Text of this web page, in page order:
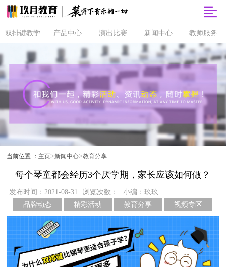
双排键教学
双排键
课程体系
直营校区
音协考级
双排键升级
产品中心
玖月商城
玖月智能音
玖月琴房
玖月琴房云
玖月·音悦岛
演出比赛
音乐会
央视演出
玖乐团
新闻中心
品牌动态
精彩活动
教育分享
视频专区
教师服务
师资培训
玖月教师俱
师资查询
全国师资招
当前位置 ： 主页>新闻中心>教育分享
每个琴童都会经历3个厌学期，家长应该如何做？
发布时间：2021-08-31 浏览次数：
小编：玖玖
品牌动态
精彩活动 教育分享 视频专区